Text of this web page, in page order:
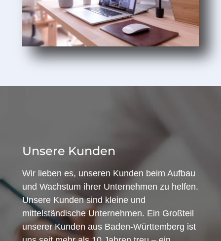
Unsere Kunden
Wir lieben es, unseren Kunden beim Aufbau
und Wachstum ihrer Unternehmen zu helfen.
Unsere Kunden sind kleine und
mittelständische Unternehmen. Ein Großteil
unserer Kunden aus Baden-Württemberg ist